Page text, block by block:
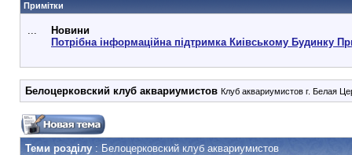
Примітки
...
Новини
Потрібна інформаційна підтримка Киівському Будинку
Белоцерковский клуб аквариумистов Клуб аквариумистов г. Белая
Теми розділу : Белоцерковский клуб аквариумистов